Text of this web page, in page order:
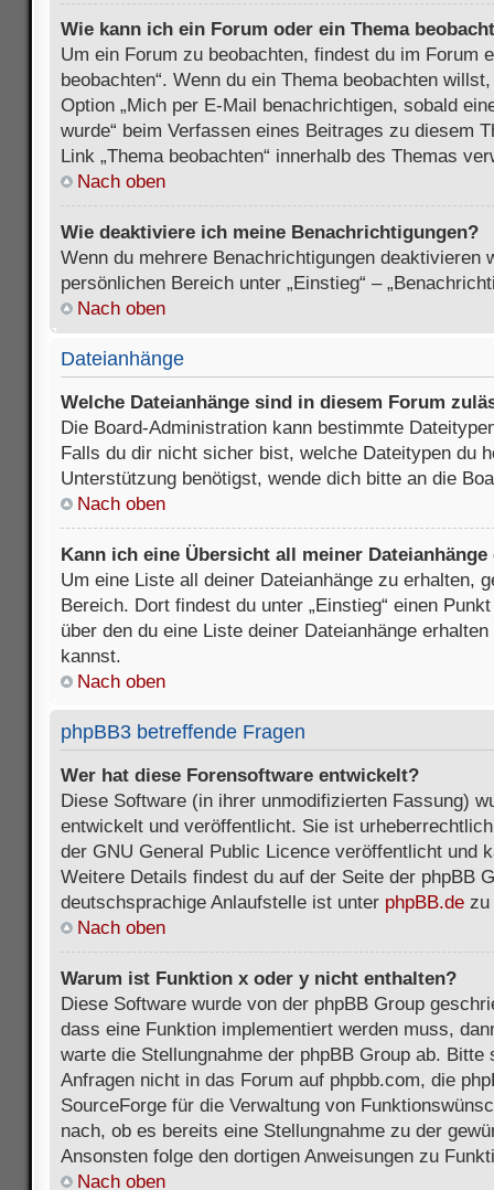
Wie kann ich ein Forum oder ein Thema
Um ein Forum zu beobachten, findest du im Forum
beobachten“. Wenn du ein Thema beobachten
Option „Mich per E-Mail benachrichtigen, sobald
wurde“ beim Verfassen eines Beitrages zu diesem
Link „Thema beobachten“ innerhalb des Themas
Nach oben
Wie deaktiviere ich meine Benachrichtigungen?
Wenn du mehrere Benachrichtigungen deaktivieren
persönlichen Bereich unter „Einstieg“ –
Nach oben
Dateianhänge
Welche Dateianhänge sind in diesem Forum
Die Board-Administration kann bestimmte
Falls du dir nicht sicher bist, welche Dateitypen du
Unterstützung benötigst, wende dich bitte an die
Nach oben
Kann ich eine Übersicht all meiner Dateianhänge
Um eine Liste all deiner Dateianhänge zu erhalten,
Bereich. Dort findest du unter „Einstieg“ einen
über den du eine Liste deiner Dateianhänge
kannst.
Nach oben
phpBB3 betreffende Fragen
Wer hat diese Forensoftware entwickelt?
Diese Software (in ihrer unmodifizierten Fassung)
entwickelt und veröffentlicht. Sie ist
der GNU General Public Licence veröffentlicht und
Weitere Details findest du auf der Seite der phpBB
deutschsprachige Anlaufstelle ist unter phpBB.de zu
Nach oben
Warum ist Funktion x oder y nicht enthalten?
Diese Software wurde von der phpBB Group
dass eine Funktion implementiert werden muss,
warte die Stellungnahme der phpBB Group ab. Bitte
Anfragen nicht in das Forum auf phpbb.com, die
SourceForge für die Verwaltung von
nach, ob es bereits eine Stellungnahme zu der
Ansonsten folge den dortigen Anweisungen zu
Nach oben